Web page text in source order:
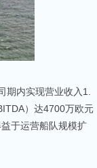
内实现营业收入1.
）达4700万欧元
于运营船队规模扩